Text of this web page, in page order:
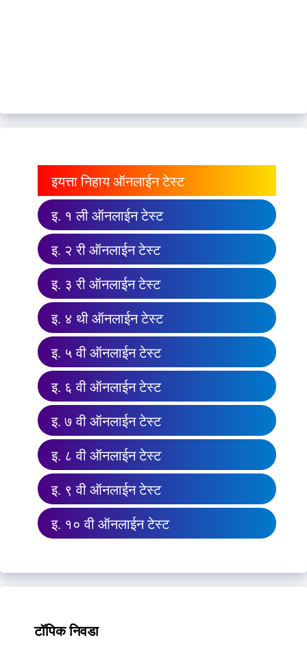
इयत्ता निहाय ऑनलाईन टेस्ट
इ. १ ली ऑनलाईन टेस्ट
इ. २ री ऑनलाईन टेस्ट
इ. ३ री ऑनलाईन टेस्ट
इ. ४ थी ऑनलाईन टेस्ट
इ. ५ वी ऑनलाईन टेस्ट
इ. ६ वी ऑनलाईन टेस्ट
इ. ७ वी ऑनलाईन टेस्ट
इ. ८ वी ऑनलाईन टेस्ट
इ. ९ वी ऑनलाईन टेस्ट
इ. १० वी ऑनलाईन टेस्ट
टॉपिक निवडा